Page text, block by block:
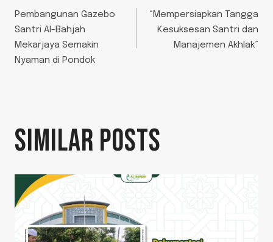
Pembangunan Gazebo
Santri Al-Bahjah
Mekarjaya Semakin
Nyaman di Pondok
“Mempersiapkan Tangga
Kesuksesan Santri dan
Manajemen Akhlak”
SIMILAR POSTS